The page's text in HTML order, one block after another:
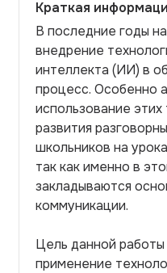
Краткая
В последние годы
внедрение
интеллекта (ИИ) в
процесс. Особенно
использование этих
развития
школьников на
так как именно в
закладываются
коммуникации.
Цель данной
применение